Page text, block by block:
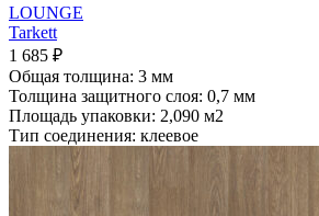
LOUNGE
Tarkett
1 685 ₽
Общая толщина: 3 мм
Толщина защитного слоя: 0,7 мм
Площадь упаковки: 2,090 м2
Тип соединения: клеевое